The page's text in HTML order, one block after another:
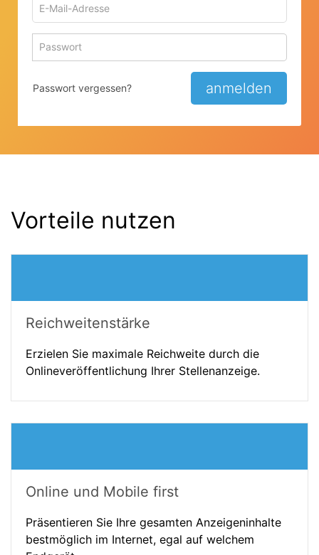
Adresse
zum
Anmelden
anmelden
Passwort vergessen?
Vorteile nutzen
Reichweitenstärke
Erzielen Sie maximale Reichweite durch die
Onlineveröffentlichung Ihrer Stellenanzeige.
Online und Mobile first
Präsentieren Sie Ihre gesamten Anzeigeninhalte
bestmöglich im Internet, egal auf welchem